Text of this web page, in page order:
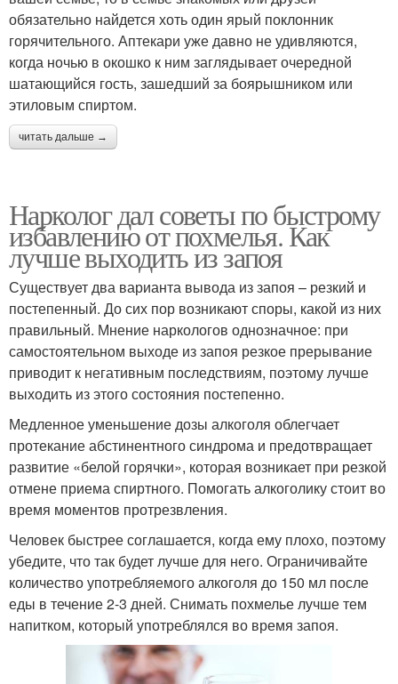
обязательно найдется хоть один ярый поклонник
горячительного. Аптекари уже давно не удивляются,
когда ночью в окошко к ним заглядывает очередной
шатающийся гость, зашедший за боярышником или
этиловым спиртом.
читать дальше →
Нарколог дал советы по быстрому
избавлению от похмелья. Как
лучше выходить из запоя
Существует два варианта вывода из запоя – резкий и
постепенный. До сих пор возникают споры, какой из них
правильный. Мнение наркологов однозначное: при
самостоятельном выходе из запоя резкое прерывание
приводит к негативным последствиям, поэтому лучше
выходить из этого состояния постепенно.
Медленное уменьшение дозы алкоголя облегчает
протекание абстинентного синдрома и предотвращает
развитие «белой горячки», которая возникает при резкой
отмене приема спиртного. Помогать алкоголику стоит во
время моментов протрезвления.
Человек быстрее соглашается, когда ему плохо, поэтому
убедите, что так будет лучше для него. Ограничивайте
количество употребляемого алкоголя до 150 мл после
еды в течение 2-3 дней. Снимать похмелье лучше тем
напитком, который употреблялся во время запоя.